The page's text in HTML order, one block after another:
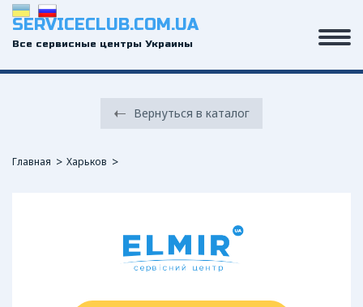
SERVICECLUB.COM.UA
Все сервисные центры Украины
Вернуться в каталог
Главная Харьков